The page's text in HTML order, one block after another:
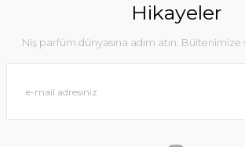
Hikayeler
Niş parfüm dünyasına adım atın.